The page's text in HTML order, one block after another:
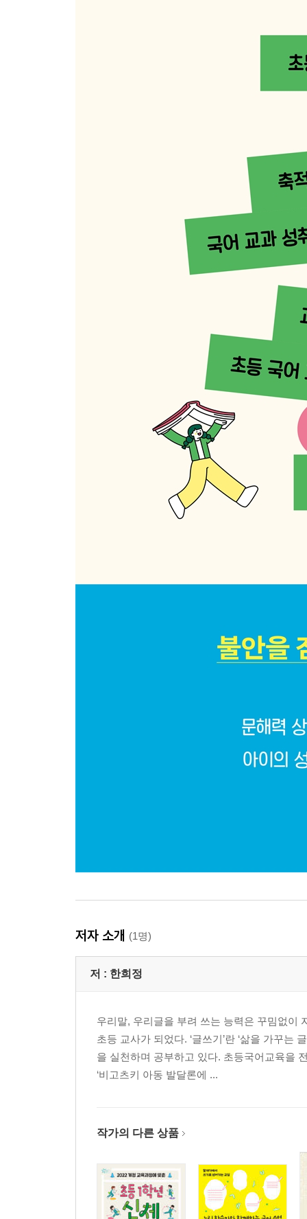
저자 소개 (1명)
저 : 한희정
우리말, 우리글을 부려 쓰는 능력은 꾸밈없이
초등 교사가 되었다. ‘글쓰기’란 ‘삶을 가꾸
을 실천하며 공부하고 있다. 초등국어교육을
‘비고츠키 아동 발달론에 ...
작가의 다른 상품